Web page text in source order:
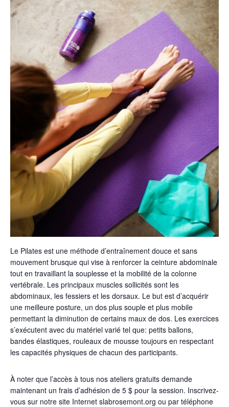
Le Pilates est une méthode d’entraînement douce et sans
mouvement brusque qui vise à renforcer la ceinture abdominale
tout en travaillant la souplesse et la mobilité de la colonne
vertébrale. Les principaux muscles sollicités sont les
abdominaux, les fessiers et les dorsaux. Le but est d’acquérir
une meilleure posture, un dos plus souple et plus mobile
permettant la diminution de certains maux de dos. Les exercices
s’exécutent avec du matériel varié tel que: petits ballons,
bandes élastiques, rouleaux de mousse toujours en respectant
les capacités physiques de chacun des participants.
À noter que l’accès à tous nos ateliers gratuits demande
maintenant un frais d’adhésion de 5 $ pour la session. Inscrivez-
vous sur notre site Internet slabrosemont.org ou par téléphone